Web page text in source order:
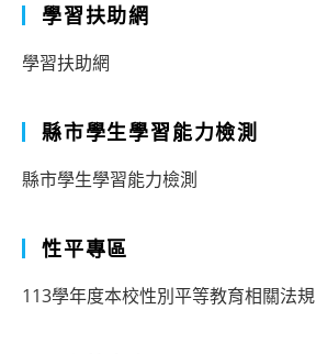
學習扶助網
學習扶助網
縣市學生學習能力檢測
縣市學生學習能力檢測
性平專區
113學年度本校性別平等教育相關法規